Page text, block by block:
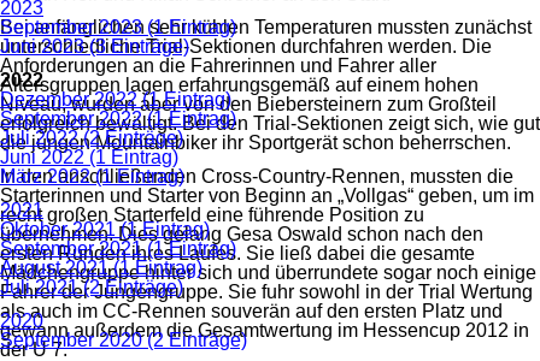
Bei anfänglichen sehr kühlen Temperaturen mussten zunächst
unterschiedliche Trial-Sektionen durchfahren werden. Die
Anforderungen an die Fahrerinnen und Fahrer aller
Altersgruppen lagen erfahrungsgemäß auf einem hohen
Niveau, wurden aber von den Biebersteinern zum Großteil
erfolgreich bewältigt. Bei den Trial-Sektionen zeigt sich, wie gut
die jungen Mountainbiker ihr Sportgerät schon beherrschen.
In den anschließenden Cross-Country-Rennen, mussten die
Starterinnen und Starter von Beginn an „Vollgas“ geben, um im
recht großen Starterfeld eine führende Position zu
übernehmen. Dies gelang Gesa Oswald schon nach den
ersten Runden ihres Laufes. Sie ließ dabei die gesamte
Mädchengruppe hinter sich und überrundete sogar noch einige
Fahrer der Jungengruppe. Sie fuhr sowohl in der Trial Wertung
als auch im CC-Rennen souverän auf den ersten Platz und
gewann außerdem die Gesamtwertung im Hessencup 2012 in
der U 7.
2023
September 2023 (1 Eintrag)
Juni 2023 (3 Einträge)
2022
Dezember 2022 (1 Eintrag)
September 2022 (1 Eintrag)
Juli 2022 (2 Einträge)
Juni 2022 (1 Eintrag)
März 2022 (1 Eintrag)
2021
Oktober 2021 (1 Eintrag)
September 2021 (1 Eintrag)
August 2021 (1 Eintrag)
Juli 2021 (2 Einträge)
2020
September 2020 (2 Einträge)